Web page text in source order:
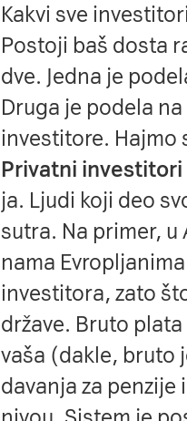
Kakvi sve
Postoji baš dosta
dve. Jedna je
Druga je podela
investitore. Hajmo
Privatni investitori
ja. Ljudi koji deo
sutra. Na primer, u
nama
investitora, zato
države. Bruto
vaša (dakle, bruto
davanja za penzije